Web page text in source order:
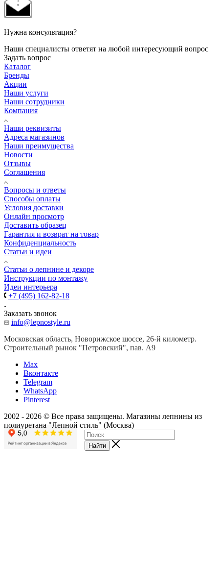
Нужна консультация?
Наши специалисты ответят на любой интересующий вопрос
Задать вопрос
Каталог
Бренды
Акции
Наши услуги
Наши сотрудники
Компания
Наши реквизиты
Адреса магазинов
Наши преимущества
Новости
Отзывы
Соглашения
Вопросы и ответы
Способы оплаты
Условия доставки
Онлайн просмотр
Доставить образец
Гарантия и возврат на товар
Конфиденциальность
Статьи и идеи
Cтатьи о лепнине и декоре
Инструкции по монтажу
Идеи интерьера
+7 (495) 162-82-18
Заказать звонок
info@lepnostyle.ru
Московская область, Новорижское шоссе, 26-й километр.
Строительный рынок "Петровский", пав. А9
Мах
Вконтакте
Telegram
WhatsApp
Pinterest
2002 - 2026 © Все права защищены. Магазины лепнины из
полиуретана "Лепной стиль" (Москва)
Найти